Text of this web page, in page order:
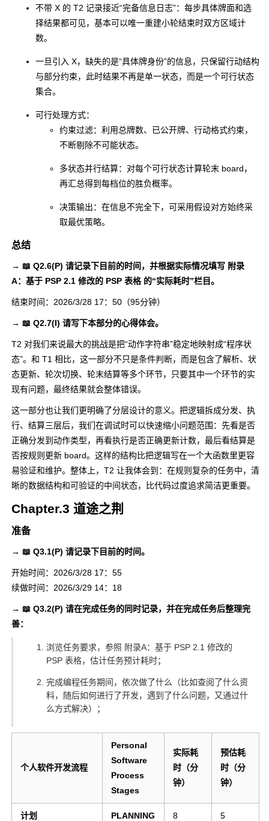
不带 X 的 T2 记录接近“完备信息日志”：每步具体牌面和选
择结果都可见，基本可以唯一重建小轮结束时双方区域计
数。
一旦引入 X，缺失的是“具体牌身份”的信息，只保留行动结构
与部分约束，此时结果不再是单一状态，而是一个可行状态
集合。
可行处理方式：
约束过滤：利用总牌数、已公开牌、行动格式约束，
不断剔除不可能状态。
多状态并行结算：对每个可行状态计算轮末 board，
再汇总得到每档位的胜负概率。
决策输出：在信息不完全下，可采用假设对方始终采
取最优策略。
总结
→ 📖 Q2.6(P) 请记录下目前的时间，并根据实际情况填写 附录
A：基于 PSP 2.1 修改的 PSP 表格 的“实际耗时”栏目。
结束时间：2026/3/28 17：50（95分钟）
→ 📖 Q2.7(I) 请写下本部分的心得体会。
T2 对我们来说最大的挑战是把“动作字符串”稳定地映射成“程序状
态”。和 T1 相比，这一部分不只是条件判断，而是包含了解析、状
态更新、轮次切换、轮末结算等多个环节，只要其中一个环节的实
现有问题，最终结果就会整体错误。
这一部分也让我们更明确了分层设计的意义。把逻辑拆成分发、执
行、结算三层后，我们在调试时可以快速缩小问题范围：先看是否
正确分发到动作类型，再看执行是否正确更新计数，最后看结算是
否按规则更新 board。这样的结构比把逻辑写在一个大函数里更容
易验证和维护。整体上，T2 让我体会到：在规则复杂的任务中，清
晰的数据结构和可验证的中间状态，比代码过度追求简洁更重要。
Chapter.3 道途之荆
准备
→ 📖 Q3.1(P) 请记录下目前的时间。
开始时间：2026/3/28 17：55
续做时间：2026/3/29 14：18
→ 📖 Q3.2(P) 请在完成任务的同时记录，并在完成任务后整理完
善：
浏览任务要求，参照 附录A：基于 PSP 2.1 修改的
PSP 表格，估计任务预计耗时；
完成编程任务期间，依次做了什么（比如查阅了什么资
料，随后如何进行了开发，遇到了什么问题，又通过什
么方式解决）；
个人软件开发流程
Personal
Software
Process
Stages
实际耗
时（分
钟）
预估耗
时（分
钟）
计划 PLANNING 8 5